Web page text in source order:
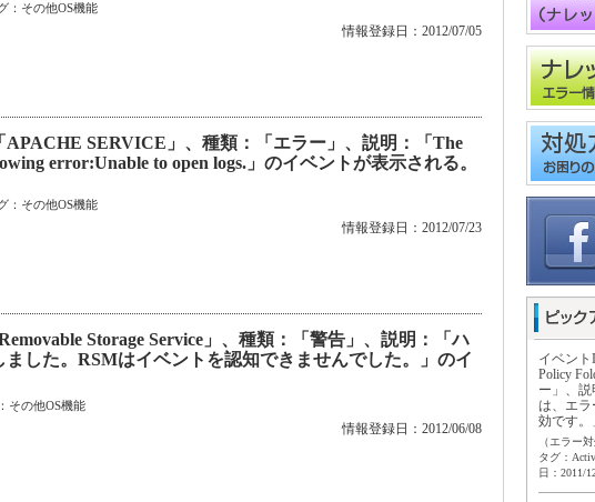
： その他OS機能
情報登録日：2012/07/05
APACHE SERVICE」、種類：「エラー」、説明：「The
error:Unable to open logs.」のイベントが表示される。
： その他OS機能
情報登録日：2012/07/23
Storage Service」、種類：「警告」、説明：「ハ
した。RSMはイベントを認知できませんでした。」のイ
その他OS機能
情報登録日：2012/06/08
イベント
Policy
ー」、
は、エラ
効です。
（エラー
タグ：
日：2011/